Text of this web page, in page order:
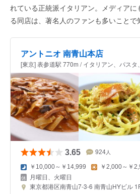
れている正統派イタリアン。メディア
る同店は、著名人のファンも多いことで
アントニオ 南青山本店
[東京] 表参道駅 770m / イタリアン、パスタ
3.65 924 人
￥10,000～￥14,999 ￥2,000～￥
月曜日、火曜日
東京都港区南青山7-3-6 南青山HYビル